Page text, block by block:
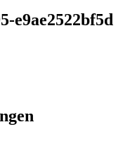
e9ae2522bf5d